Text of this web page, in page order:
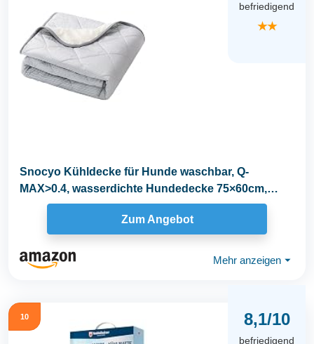
befriedigend
★★
Snocyo Kühldecke für Hunde waschbar, Q-
MAX>0.4, wasserdichte Hundedecke 75×60cm,
doppelseitige...
Zum Angebot
Mehr anzeigen ⏷
10 8,1/10
befriedigend